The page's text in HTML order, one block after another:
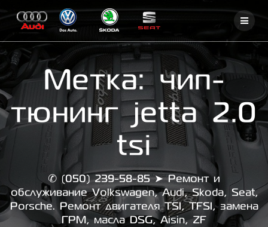
content
Метка: чип-
тюнинг jetta 2.0
tsi
✆ (050) 239-58-85 ➤ Ремонт и
обслуживание Volkswagen, Audi, Skoda, Seat,
Porsche. Ремонт двигателя TSI, TFSI, замена
ГРМ, масла DSG, Aisin, ZF